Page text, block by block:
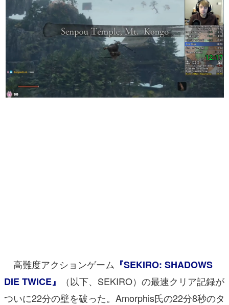
日本モバイルゲーム産業史
日本のモバイルゲーム史における主要なトピック・タイト
ルを網羅するほか、開発者へのインタビューや識者による
解説を掲載。約20年の歴史が一望できる決定版！
若ゲのいたり〜ゲームクリエイターの青春〜
『うつヌケ』『ペンと箸』等で知られるマンガ家・田中圭
一先生によるゲーム業界レポートマンガです。
なんでゲームは面白い？
アプリレビュー
その他
高難度アクションゲーム 『SEKIRO: SHADOWS
DIE TWICE』
（以下、SEKIRO）の最速クリア記録が
ついに22分の壁を破った。Amorphis氏の22分8秒のタ